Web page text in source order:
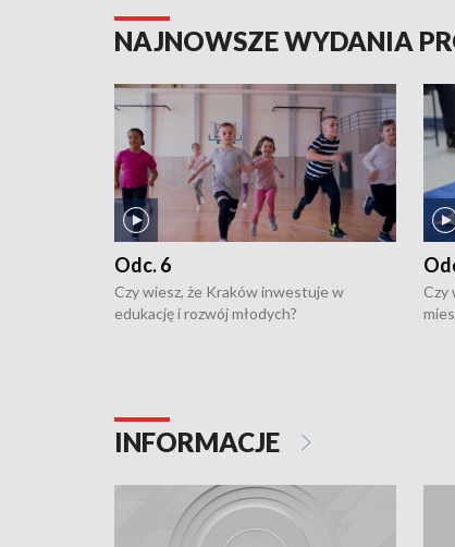
NAJNOWSZE WYDANIA
Odc. 6
Czy wiesz, że Kraków inwestuje w
edukację i rozwój młodych?
Czy
INFORMACJE